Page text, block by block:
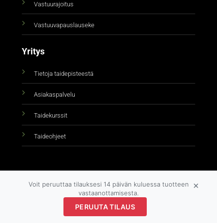
Vastuurajoitus
Vastuuvapauslauseke
Yritys
Tietoja taidepisteestä
Asiakaspalvelu
Taidekurssit
Taideohjeet
Copyright 2026 ©taidepiste.fi
Voit peruuttaa tilauksesi 14 päivän kuluessa tuotteen
vastaanottamisesta.
PERUUTA TILAUS
×